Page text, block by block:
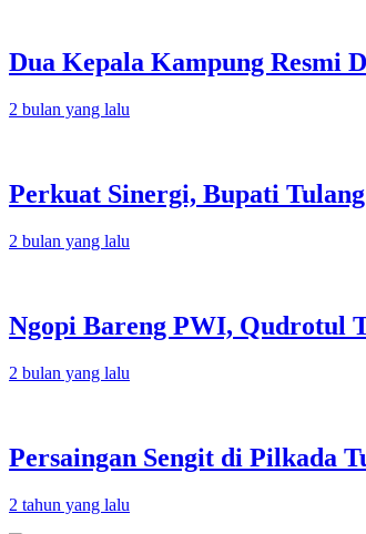
Dua Kepala Kampung Resmi
2 bulan yang lalu
Perkuat Sinergi, Bupati
2 bulan yang lalu
Ngopi Bareng PWI, Qudrotul
2 bulan yang lalu
Persaingan Sengit di Pilkada
2 tahun yang lalu